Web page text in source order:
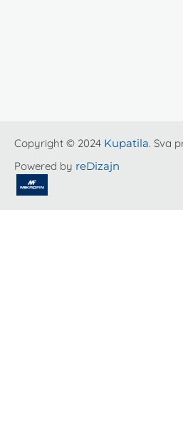
Copyright © 2024 Kupatila. Sva
Powered by reDizajn